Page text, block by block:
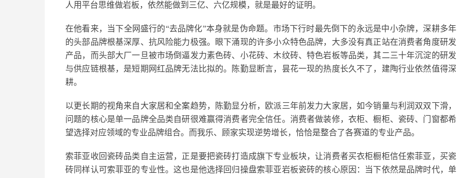
人用平台思维做岩板，依然能做到三亿、六亿规模，就是最好的证明。
在他看来， 当下全网盛行的“去品牌化”本身就是伪命题。 市场下行时最先倒下的永远是中小杂牌，深耕多年
的头部品牌根基深厚、抗风险能力极强。眼下涌现的许多小众特色品牌，大多没有真正站在消费者角度研发
产品，而头部大厂一旦被市场倒逼发力素色砖、小花砖、木纹砖、特色岩板等品类，其二三十年沉淀的研发
与供应链根基，是短期网红品牌无法比拟的。陈勤显断言，昙花一现的热度长久不了，建陶行业依然值得深
耕。
以更长期的视角来自大家居和全案趋势，陈勤显分析，欧派三年前发力大家居，如今销量与利润双双下滑，
问题的核心是单一品牌全品类自研很难赢得消费者完全信任。消费者做装修，衣柜、橱柜、瓷砖、门窗都希
望选择对应领域的专业品牌组合。而我乐、顾家实现逆势增长，恰恰是整合了各赛道的专业产品。
索菲亚收回瓷砖品类自主运营，正是要把瓷砖打造成旗下专业板块，让消费者买衣柜橱柜信任索菲亚，买瓷
砖同样认可索菲亚的专业性。这也是他选择回归操盘索菲亚岩板瓷砖的核心原因：
当下依然是品牌时代，单